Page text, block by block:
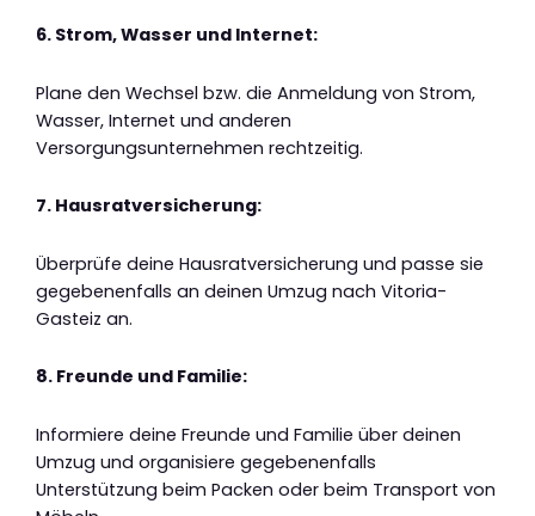
6. Strom, Wasser und Internet:
Plane den Wechsel bzw. die Anmeldung von Strom,
Wasser, Internet und anderen
Versorgungsunternehmen rechtzeitig.
7. Hausratversicherung:
Überprüfe deine Hausratversicherung und passe sie
gegebenenfalls an deinen Umzug nach Vitoria-
Gasteiz an.
8. Freunde und Familie:
Informiere deine Freunde und Familie über deinen
Umzug und organisiere gegebenenfalls
Unterstützung beim Packen oder beim Transport von